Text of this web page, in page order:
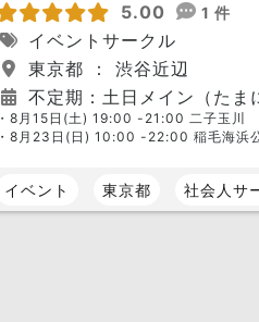
5.00
1 件
イベントサークル
東京都 ： 渋谷近辺
不定期：土日メイン（たま
・8月15日(土) 19:00 -21:00 二子玉川
・8月23日(日) 10:00 -22:00 稲毛海浜
イベント 東京都 社会人サ